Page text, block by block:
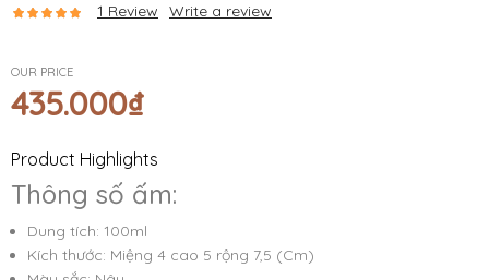
1 Review Write a review
OUR PRICE
435.000₫
Product Highlights
Thông số ấm:
Dung tích: 100ml
Kích thước: Miệng 4 cao 5 rộng 7,5 (Cm)